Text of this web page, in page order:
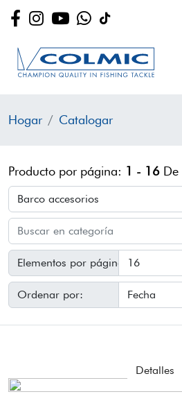
Hogar Catalogar
Producto por página: 1 - 16 De
Elementos por página:
Ordenar por:
Detalles